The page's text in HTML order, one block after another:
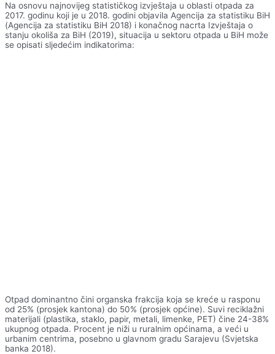
Na osnovu najnovijeg statističkog izvještaja u oblasti otpada za
2017. godinu koji je u 2018. godini objavila Agencija za statistiku BiH
(Agencija za statistiku BiH 2018) i konačnog nacrta Izvještaja o
stanju okoliša za BiH (2019), situacija u sektoru otpada u BiH može
se opisati sljedećim indikatorima:
Otpad dominantno čini organska frakcija koja se kreće u rasponu
od 25% (prosjek kantona) do 50% (prosjek općine). Suvi reciklažni
materijali (plastika, staklo, papir, metali, limenke, PET) čine 24-38%
ukupnog otpada. Procent je niži u ruralnim općinama, a veći u
urbanim centrima, posebno u glavnom gradu Sarajevu (Svjetska
banka 2018).